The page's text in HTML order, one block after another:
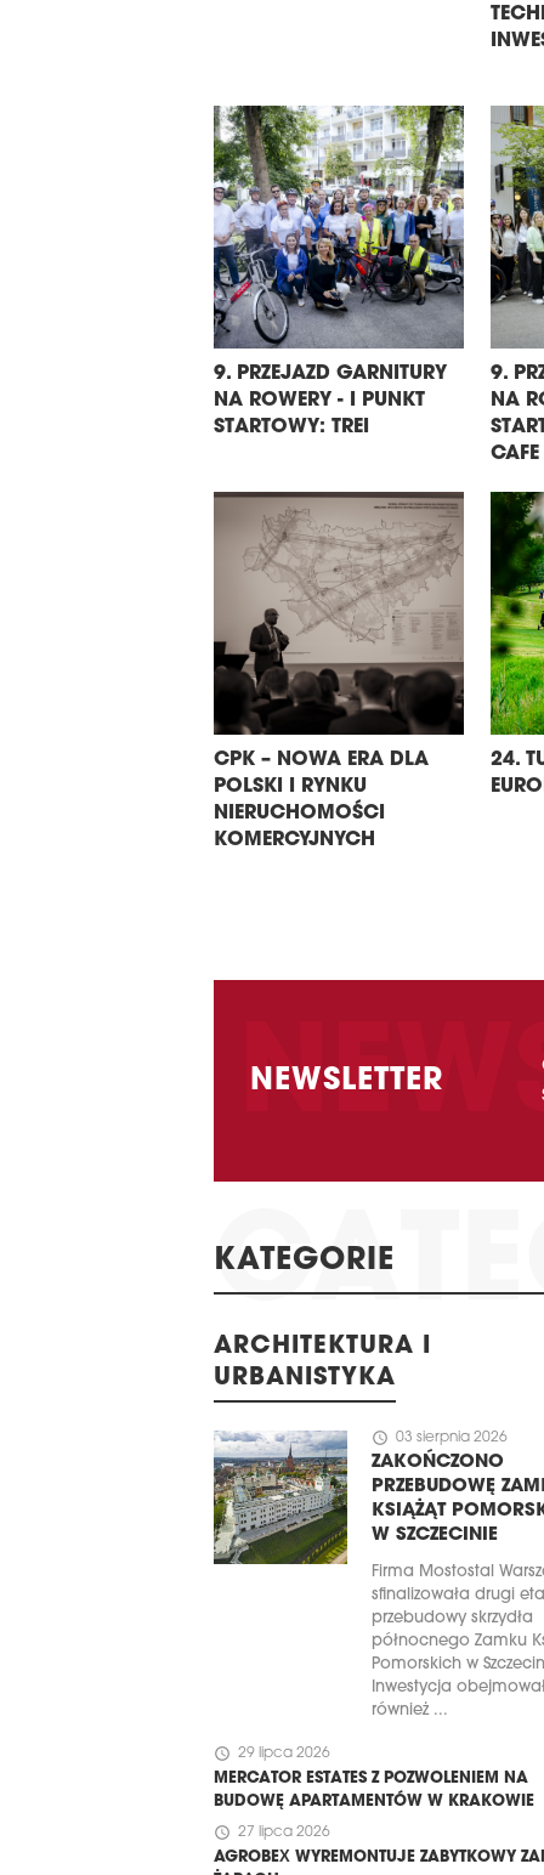
9. PRZEJAZD GARNITURY
NA ROWERY - I PUNKT
STARTOWY: TREI
9.
NA
CPK – NOWA ERA DLA
POLSKI I RYNKU
NIERUCHOMOŚCI
KOMERCYJNYCH
24.
NEWSLETTER
KATEGORIE
ARCHITEKTURA I
URBANISTYKA
schedule 03 sierpnia 2026
ZAKOŃCZONO
PRZEBUDOWĘ
KSIĄŻĄT
W SZCZECINIE
Firma Mostostal
sfinalizowała drugi
przebudowy skrzydła
północnego Zamku
Pomorskich w
Inwestycja
również ...
schedule 29 lipca 2026
MERCATOR ESTATES Z POZWOLENIEM NA
BUDOWĘ APARTAMENTÓW W KRAKOWIE
schedule 27 lipca 2026
AGROBEX WYREMONTUJE ZABYTKOWY